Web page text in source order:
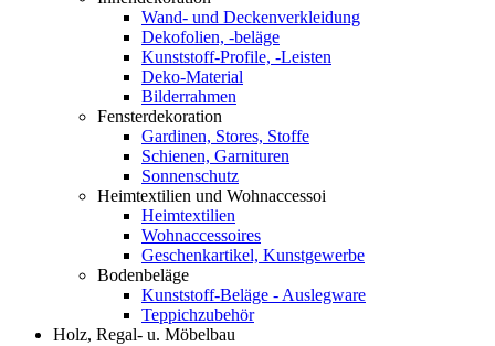
Wand- und Deckenverkleidung
Dekofolien, -beläge
Kunststoff-Profile, -Leisten
Deko-Material
Bilderrahmen
Fensterdekoration
Gardinen, Stores, Stoffe
Schienen, Garnituren
Sonnenschutz
Heimtextilien und Wohnaccessoi
Heimtextilien
Wohnaccessoires
Geschenkartikel, Kunstgewerbe
Bodenbeläge
Kunststoff-Beläge - Auslegware
Teppichzubehör
Holz, Regal- u. Möbelbau